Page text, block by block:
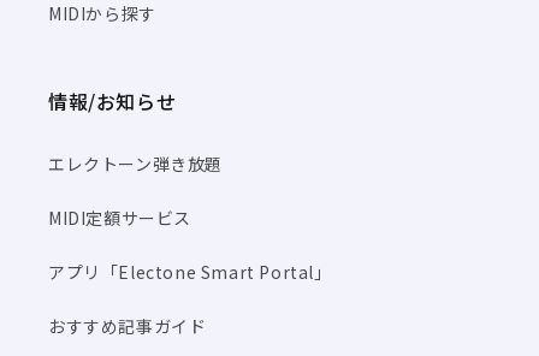
MIDIから探す
情報/お知らせ
エレクトーン弾き放題
MIDI定額サービス
アプリ「Electone Smart Portal」
おすすめ記事ガイド